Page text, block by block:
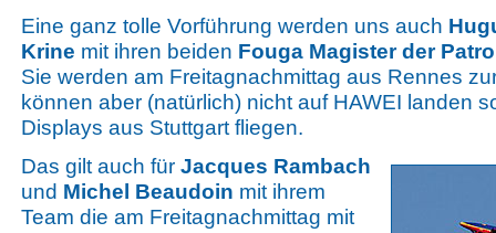
Eine ganz tolle Vorführung werden uns auch
Krine mit ihren beiden Fouga Magister der
Sie werden am Freitagnachmittag aus Rennes
können aber (natürlich) nicht auf HAWEI landen
Displays aus Stuttgart fliegen.
Das gilt auch für Jacques Rambach
und Michel Beaudoin mit ihrem
Team die am Freitagnachmittag mit